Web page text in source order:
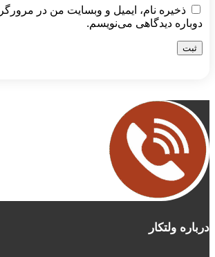
ذخیره نام، ایمیل و وبسایت من در
دوباره دیدگاهی می‌نویسم.
درباره ولتکار